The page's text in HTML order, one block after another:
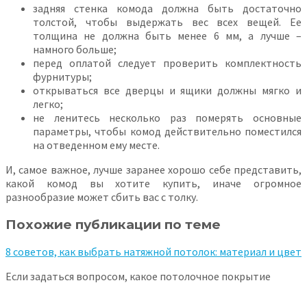
задняя стенка комода должна быть достаточно
толстой, чтобы выдержать вес всех вещей. Ее
толщина не должна быть менее 6 мм, а лучше –
намного больше;
перед оплатой следует проверить комплектность
фурнитуры;
открываться все дверцы и ящики должны мягко и
легко;
не ленитесь несколько раз померять основные
параметры, чтобы комод действительно поместился
на отведенном ему месте.
И, самое важное, лучше заранее хорошо себе представить,
какой комод вы хотите купить, иначе огромное
разнообразие может сбить вас с толку.
Похожие публикации по теме
8 советов, как выбрать натяжной потолок: материал и цвет
Если задаться вопросом, какое потолочное покрытие